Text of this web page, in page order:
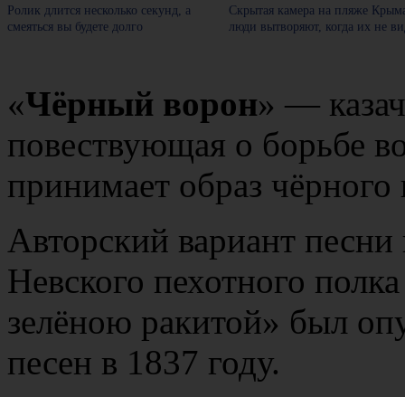
Ролик длится несколько секунд, а
смеяться вы будете долго
Скрытая камера на пляже
люди вытворяют, когда их не
«Чёрный ворон» —
повествующая о борьбе
принимает образ чёрного
Авторский вариант
Невского пехотного
зелёною ракитой» был
песен в 1837 году.